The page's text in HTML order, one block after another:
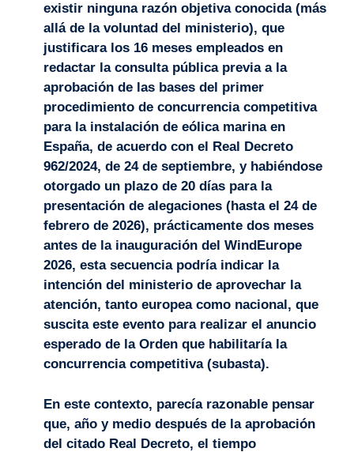
existir ninguna razón objetiva conocida (más
allá de la voluntad del ministerio), que
justificara los 16 meses empleados en
redactar la consulta pública previa a la
aprobación de las bases del primer
procedimiento de concurrencia competitiva
para la instalación de eólica marina en
España, de acuerdo con el Real Decreto
962/2024, de 24 de septiembre, y habiéndose
otorgado un plazo de 20 días para la
presentación de alegaciones (hasta el 24 de
febrero de 2026), prácticamente dos meses
antes de la inauguración del WindEurope
2026, esta secuencia podría indicar la
intención del ministerio de aprovechar la
atención, tanto europea como nacional, que
suscita este evento para realizar el anuncio
esperado de la Orden que habilitaría la
concurrencia competitiva (subasta).
En este contexto, parecía razonable pensar
que, año y medio después de la aprobación
del citado Real Decreto, el tiempo